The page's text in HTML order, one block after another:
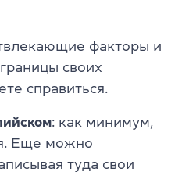
факторы и
своих
справиться.
: как минимум,
Еще можно
туда свои